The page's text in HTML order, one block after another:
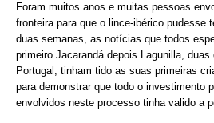
Foram muitos anos e muitas pessoas
fronteira para que o lince-ibérico pudesse
duas semanas, as notícias que todos
primeiro Jacarandá depois Lagunilla,
Portugal, tinham tido as suas primeiras
para demonstrar que todo o investimento
envolvidos neste processo tinha valido a